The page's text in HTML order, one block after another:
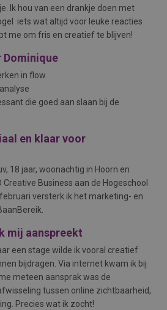
Ik hou van een drankje doen met
iets wat altijd voor leuke reacties
me om fris en creatief te blijven!
Dominique
in flow
die goed aan slaan bij de
en klaar voor
, 18 jaar, woonachtig in Hoorn en
Business aan de Hogeschool
versterk ik het marketing- en
mij aanspreekt
een stage wilde ik vooral creatief
bijdragen. Via internet kwam ik bij
meteen aansprak was de
tussen online zichtbaarheid,
Precies wat ik zocht!